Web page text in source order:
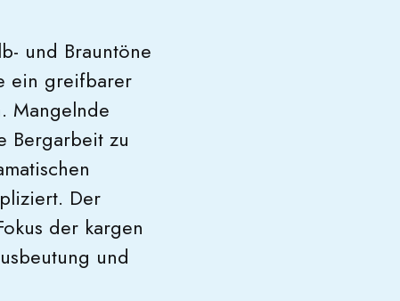
und Brauntöne
ein greifbarer
Mangelnde
Bergarbeit zu
Der
der kargen
und